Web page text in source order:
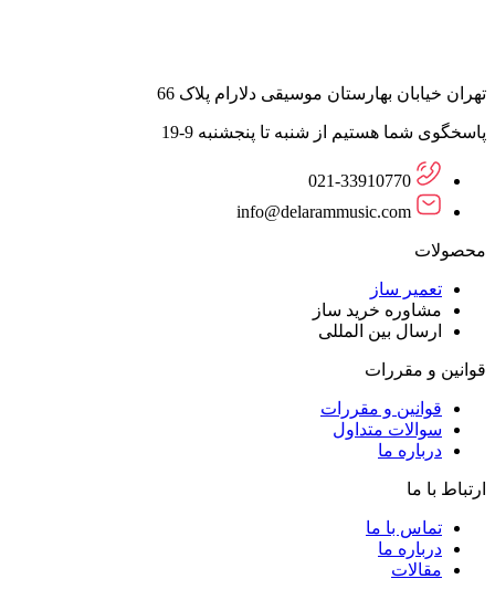
تهران خیابان بهارستان موسیقی دلارام پلاک 66
پاسخگوی شما هستیم از شنبه تا پنجشنبه 9-19
021-33910770
info@delarammusic.com
محصولات
تعمیر ساز
مشاوره خرید ساز
ارسال بین المللی
قوانین و مقررات
قوانین و مقررات
سوالات متداول
درباره ما
ارتباط با ما
تماس با ما
درباره ما
مقالات